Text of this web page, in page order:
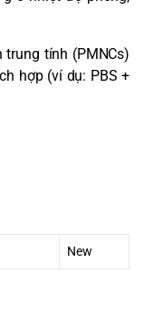
tính (PMNCs)
hợp (ví dụ: PBS +
New